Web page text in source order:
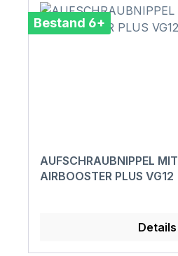
Bestand 6+
AUFSCHRAUBNIPPEL
AIRBOOSTER PLUS VG12
Details